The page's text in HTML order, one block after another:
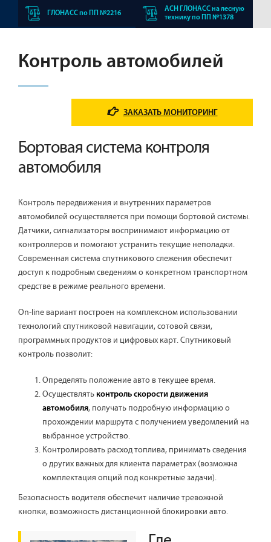
ГЛОНАСС по ПП №2216
АСН ГЛОНАСС на лесную
технику по ПП №1378
Контроль автомобилей
ЗАКАЗАТЬ МОНИТОРИНГ
Бортовая система контроля
автомобиля
Контроль передвижения и внутренних параметров
автомобилей осуществляется при помощи бортовой системы.
Датчики, сигнализаторы воспринимают информацию от
контроллеров и помогают устранить текущие неполадки.
Современная система спутникового слежения обеспечит
доступ к подробным сведениям о конкретном транспортном
средстве в режиме реального времени.
On-line вариант построен на комплексном использовании
технологий спутниковой навигации, сотовой связи,
программных продуктов и цифровых карт. Спутниковый
контроль позволит:
Определять положение авто в текущее время.
Осуществлять контроль скорости движения
автомобиля, получать подробную информацию о
прохождении маршрута с получением уведомлений на
выбранное устройство.
Контролировать расход топлива, принимать сведения
о других важных для клиента параметрах (возможна
комплектация опций под конкретные задачи).
Безопасность водителя обеспечит наличие тревожной
кнопки, возможность дистанционной блокировки авто.